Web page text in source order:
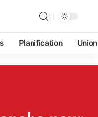
Planification Union